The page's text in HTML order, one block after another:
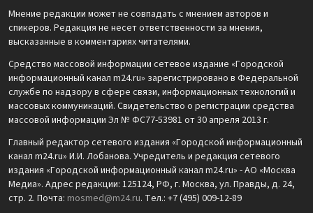
Мнение редакции может не совпадать с мнением авторов и
спикеров. Редакция не несет ответственности за мнения,
высказанные в комментариях читателями.
Средство массовой информации сетевое издание «Городской
информационный канал m24.ru» зарегистрировано в Федеральной
службе по надзору в сфере связи, информационных технологий и
массовых коммуникаций. Свидетельство о регистрации средства
массовой информации Эл № ФС77-53981 от 30 апреля 2013 г.
Главный редактор сетевого издания «Городской информационный
канал m24.ru» И.И. Лобанова. Учредитель и редакция сетевого
издания «Городской информационный канал m24.ru» - АО «Москва
Медиа». Адрес редакции: 125124, РФ, г. Москва, ул. Правды, д. 24,
стр. 2. Почта: mosmed@m24.ru. Тел.: +7 (495) 009-12-89